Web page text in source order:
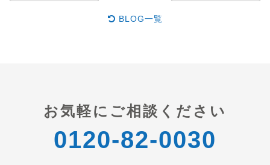
BLOG一覧
お気軽にご相談ください
0120-82-0030